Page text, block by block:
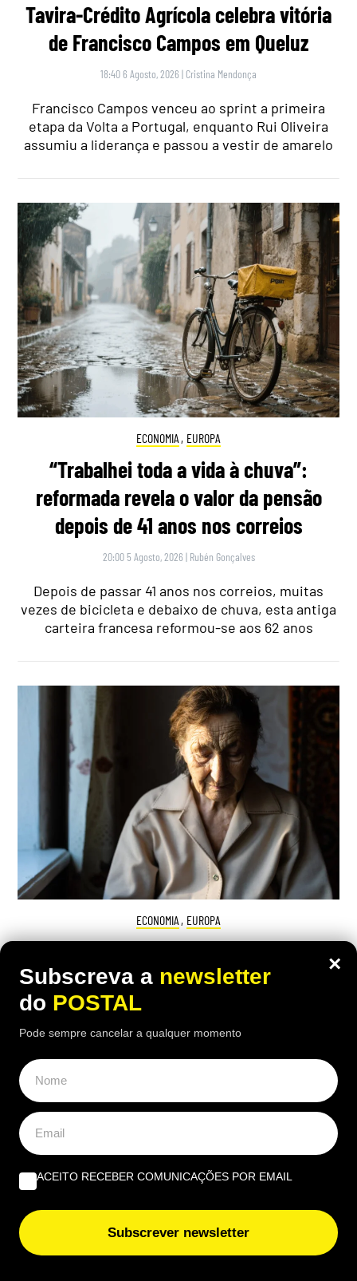
Tavira-Crédito Agrícola celebra vitória
de Francisco Campos em Queluz
18:40 6 Agosto, 2026 | Cristina Mendonça
Francisco Campos venceu ao sprint a primeira
etapa da Volta a Portugal, enquanto Rui Oliveira
assumiu a liderança e passou a vestir de amarelo
ECONOMIA , EUROPA
“Trabalhei toda a vida à chuva”:
reformada revela o valor da pensão
depois de 41 anos nos correios
20:00 5 Agosto, 2026 | Rubén Gonçalves
Depois de passar 41 anos nos correios, muitas
vezes de bicicleta e debaixo de chuva, esta antiga
carteira francesa reformou-se aos 62 anos
ECONOMIA , EUROPA
vivia melhor”: reformada compara
antigo salário com pensão atual de
1.100€
Reformada espanhola revela como consegue gerir
mensalmente uma pensão de 1.100 euros perante
×
Subscreva a newsletter
do POSTAL
Pode sempre cancelar a qualquer momento
ACEITO RECEBER COMUNICAÇÕES POR EMAIL
Subscrever newsletter